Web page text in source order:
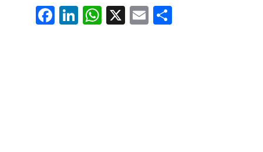
Fa
ce
Li
nk
W
ha
X E
m
Pa
rt